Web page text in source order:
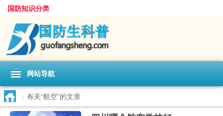
国防知识分类
网站导航
> 有关“航空”的文章